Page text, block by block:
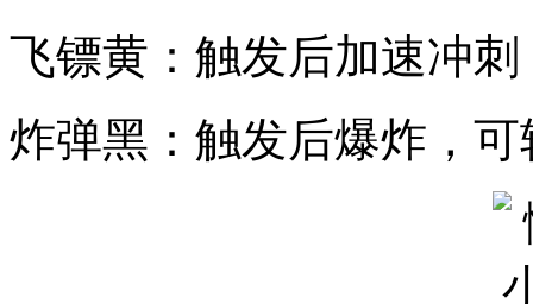
飞镖黄：触发后加速冲
炸弹黑：触发后爆炸，